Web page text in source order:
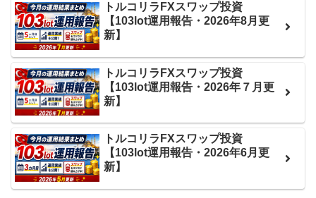
トルコリラFXスワップ投資
【103lot運用報告・2026年8月更
新】
トルコリラFXスワップ投資
【103lot運用報告・2026年７月更
新】
トルコリラFXスワップ投資
【103lot運用報告・2026年6月更
新】